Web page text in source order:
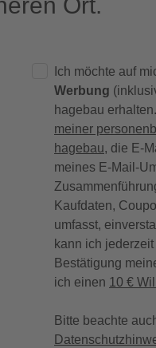
Ort.
Ich möchte auf
Werbung
hagebau
meiner
hagebau, die E-
meines E-Mail-
Kaufdaten,
umfasst,
kann ich
Bestätigung
ich einen 10 €
Bitte beachte